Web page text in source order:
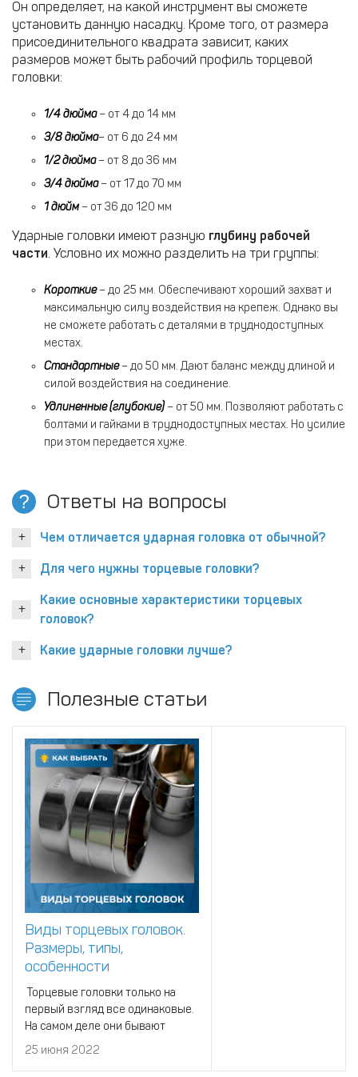
Он определяет, на какой инструмент вы сможете
установить данную насадку. Кроме того, от размера
присоединительного квадрата зависит, каких
размеров может быть рабочий профиль торцевой
головки:
1/4 дюйма– от 4 до 14 мм
3/8 дюйма– от 6 до 24 мм
1/2 дюйма– от 8 до 36 мм
3/4 дюйма– от 17 до 70 мм
1 дюйм – от 36 до 120 мм
Ударные головки имеют разную глубину рабочей
части. Условно их можно разделить на три группы:
Короткие– до 25 мм. Обеспечивают хороший захват и
максимальную силу воздействия на крепеж. Однако вы
не сможете работать с деталями в труднодоступных
местах.
Стандартные– до 50 мм. Дают баланс между длиной и
силой воздействия на соединение.
Удлиненные (глубокие)– от 50 мм. Позволяют работать с
болтами и гайками в труднодоступных местах. Но усилие
при этом передается хуже.
Ответы на вопросы
Чем отличается ударная головка от обычной?
Для чего нужны торцевые головки?
Какие основные характеристики торцевых
головок?
Какие ударные головки лучше?
Полезные статьи
Виды торцевых головок.
Размеры, типы,
особенности
Торцевые головки только на
первый взгляд все одинаковые.
На самом деле они бывают
разных размеров, форм и типов.
25 июня 2022